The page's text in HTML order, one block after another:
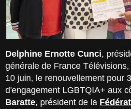
Delphine Ernotte Cunci,
générale de France
10 juin, le renouvellement pour
d'engagement LGBTQIA+ aux
Baratte, président de la